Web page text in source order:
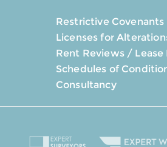
Restrictive Covenants
Licenses for
Rent Reviews / Lease
Schedules of
Consultancy